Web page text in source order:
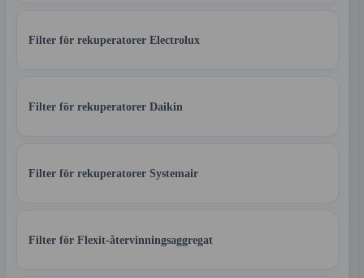
Filter för rekuperatorer Electrolux
Filter för rekuperatorer Daikin
Filter för rekuperatorer Systemair
Filter för Flexit-återvinningsaggregat